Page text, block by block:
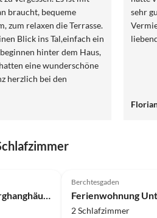
braucht, bequeme
zum relaxen die Terrasse.
Blick ins Tal,einfach ein
hinter dem Haus,
eine wunderschöne
herzlich bei den
sehr
Ferienwohnung im Berghanghäus`l mit Balkon
Berchtesgaden
Ferienwohnung
2 Schlafzimmer